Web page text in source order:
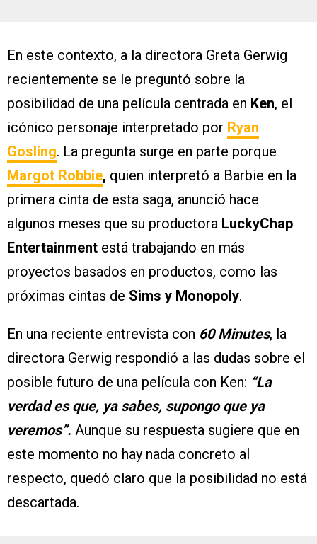
En este contexto, a la directora Greta Gerwig
recientemente se le preguntó sobre la
posibilidad de una película centrada en Ken, el
icónico personaje interpretado por Ryan
Gosling. La pregunta surge en parte porque
Margot Robbie, quien interpretó a Barbie en la
primera cinta de esta saga, anunció hace
algunos meses que su productora LuckyChap
Entertainment está trabajando en más
proyectos basados en productos, como las
próximas cintas de Sims y Monopoly.
En una reciente entrevista con 60Minutes, la
directora Gerwig respondió a las dudas sobre el
posible futuro de una película con Ken: “La
verdad es que, ya sabes, supongo que ya
veremos”. Aunque su respuesta sugiere que en
este momento no hay nada concreto al
respecto, quedó claro que la posibilidad no está
descartada.